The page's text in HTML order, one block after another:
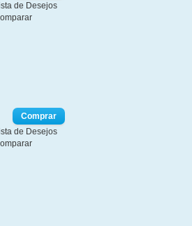
de Desejos
de Desejos